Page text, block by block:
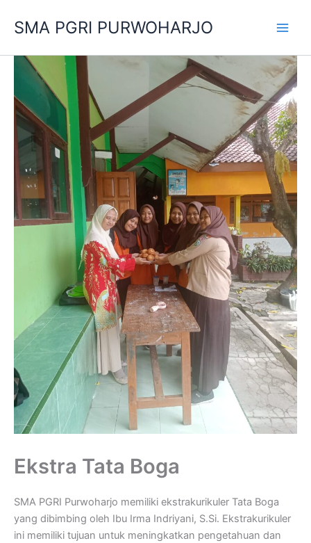
SMA PGRI PURWOHARJO
Ekstra Tata Boga
SMA PGRI Purwoharjo memiliki ekstrakurikuler Tata Boga
yang dibimbing oleh Ibu Irma Indriyani, S.Si. Ekstrakurikuler
ini memiliki tujuan untuk meningkatkan pengetahuan dan